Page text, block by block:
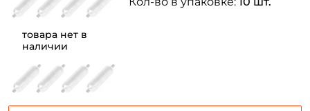
товара нет в
наличии